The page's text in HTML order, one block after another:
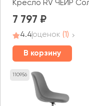
Кресло RV ЧЕЙР
7 797
4.4оценок (1)
В корзину
110956